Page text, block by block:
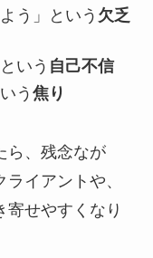
う」という 欠乏
いう 自己不信
う 焦り
ら、残念なが
イアントや、
寄せやすくなり